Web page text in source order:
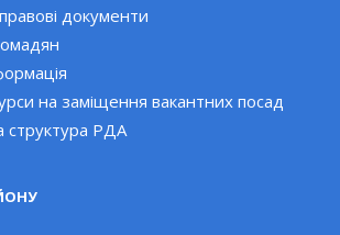
документи
на заміщення вакантних посад
структура РДА